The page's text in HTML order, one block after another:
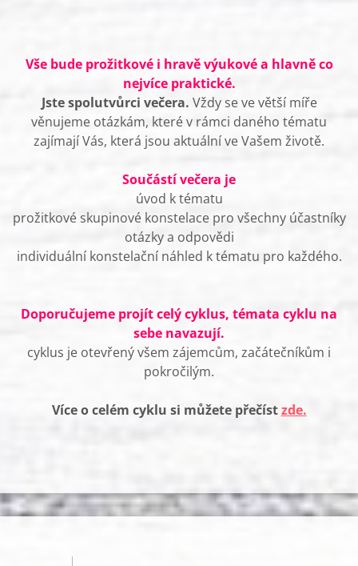
Vše bude prožitkové i hravě výukové a hlavně co
nejvíce praktické.
Jste spolutvůrci večera. Vždy se ve větší míře
věnujeme otázkám, které v rámci daného tématu
zajímají Vás, která jsou aktuální ve Vašem životě.
Součástí večera je
úvod k tématu
prožitkové skupinové konstelace pro všechny účastníky
otázky a odpovědi
individuální konstelační náhled k tématu pro každého.
Doporučujeme projít celý cyklus, témata cyklu na
sebe navazují.
cyklus je otevřený všem zájemcům, začátečníkům i
pokročilým.
Více o celém cyklu si můžete přečístzde.